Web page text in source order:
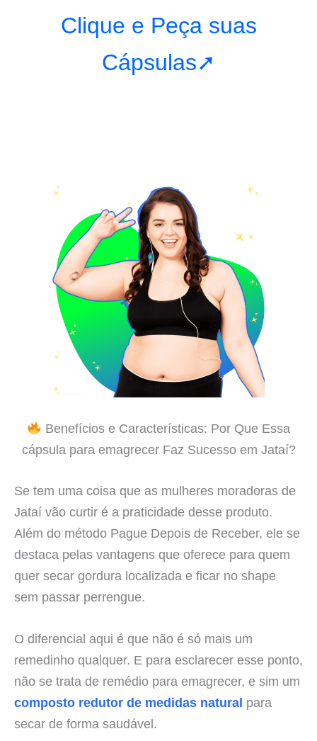
Clique e Peça suas
Cápsulas➚
Benefícios e Características: Por Que Essa
cápsula para emagrecer Faz Sucesso em Jataí?
Se tem uma coisa que as mulheres moradoras de
Jataí vão curtir é a praticidade desse produto.
Além do método Pague Depois de Receber, ele se
destaca pelas vantagens que oferece para quem
quer secar gordura localizada e ficar no shape
sem passar perrengue.
O diferencial aqui é que não é só mais um
remedinho qualquer. E para esclarecer esse ponto,
não se trata de remédio para emagrecer, e sim um
composto redutor de medidas natural para
secar de forma saudável.